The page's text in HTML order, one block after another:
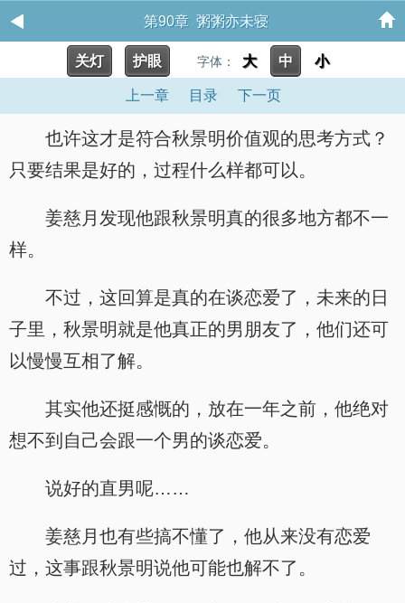
第90章 粥粥亦未寝
关灯 护眼 字体： 大 中 小
上一章 目录 下一页
也许这才是符合秋景明价值观的思考方式？
只要结果是好的，过程什么样都可以。
姜慈月发现他跟秋景明真的很多地方都不一
样。
不过，这回算是真的在谈恋爱了，未来的日
子里，秋景明就是他真正的男朋友了，他们还可
以慢慢互相了解。
其实他还挺感慨的，放在一年之前，他绝对
想不到自己会跟一个男的谈恋爱。
说好的直男呢……
姜慈月也有些搞不懂了，他从来没有恋爱
过，这事跟秋景明说他可能也解不了。